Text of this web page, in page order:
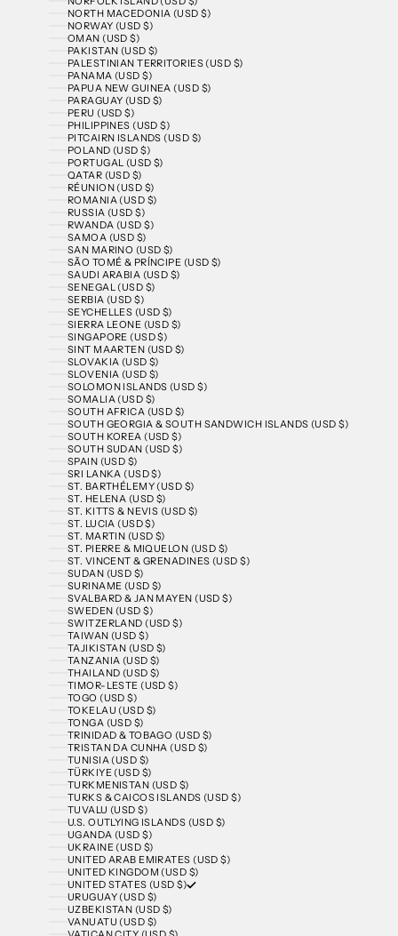
NORTH MACEDONIA (USD $)
NORWAY (USD $)
OMAN (USD $)
PAKISTAN (USD $)
PALESTINIAN TERRITORIES (USD $)
PANAMA (USD $)
PAPUA NEW GUINEA (USD $)
PARAGUAY (USD $)
PERU (USD $)
PHILIPPINES (USD $)
PITCAIRN ISLANDS (USD $)
POLAND (USD $)
PORTUGAL (USD $)
QATAR (USD $)
RÉUNION (USD $)
ROMANIA (USD $)
RUSSIA (USD $)
RWANDA (USD $)
SAMOA (USD $)
SAN MARINO (USD $)
SÃO TOMÉ & PRÍNCIPE (USD $)
SAUDI ARABIA (USD $)
SENEGAL (USD $)
SERBIA (USD $)
SEYCHELLES (USD $)
SIERRA LEONE (USD $)
SINGAPORE (USD $)
SINT MAARTEN (USD $)
SLOVAKIA (USD $)
SLOVENIA (USD $)
SOLOMON ISLANDS (USD $)
SOMALIA (USD $)
SOUTH AFRICA (USD $)
SOUTH GEORGIA & SOUTH SANDWICH ISLANDS (USD $)
SOUTH KOREA (USD $)
SOUTH SUDAN (USD $)
SPAIN (USD $)
SRI LANKA (USD $)
ST. BARTHÉLEMY (USD $)
ST. HELENA (USD $)
ST. KITTS & NEVIS (USD $)
ST. LUCIA (USD $)
ST. MARTIN (USD $)
ST. PIERRE & MIQUELON (USD $)
ST. VINCENT & GRENADINES (USD $)
SUDAN (USD $)
SURINAME (USD $)
SVALBARD & JAN MAYEN (USD $)
SWEDEN (USD $)
SWITZERLAND (USD $)
TAIWAN (USD $)
TAJIKISTAN (USD $)
TANZANIA (USD $)
THAILAND (USD $)
TIMOR-LESTE (USD $)
TOGO (USD $)
TOKELAU (USD $)
TONGA (USD $)
TRINIDAD & TOBAGO (USD $)
TRISTAN DA CUNHA (USD $)
TUNISIA (USD $)
TÜRKIYE (USD $)
TURKMENISTAN (USD $)
TURKS & CAICOS ISLANDS (USD $)
TUVALU (USD $)
U.S. OUTLYING ISLANDS (USD $)
UGANDA (USD $)
UKRAINE (USD $)
UNITED ARAB EMIRATES (USD $)
UNITED KINGDOM (USD $)
UNITED STATES (USD $)
URUGUAY (USD $)
UZBEKISTAN (USD $)
VANUATU (USD $)